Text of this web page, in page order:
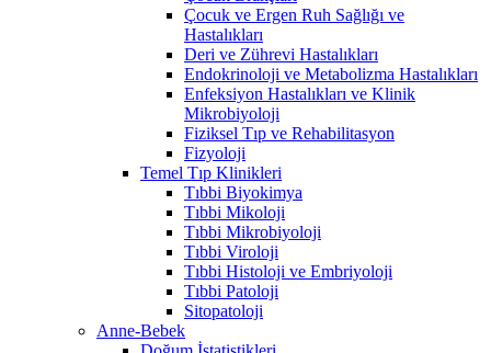
Çocuk ve Ergen Ruh Sağlığı ve
Hastalıkları
Deri ve Zührevi Hastalıkları
Endokrinoloji ve Metabolizma Hastalıkları
Enfeksiyon Hastalıkları ve Klinik
Mikrobiyoloji
Fiziksel Tıp ve Rehabilitasyon
Fizyoloji
Temel Tıp Klinikleri
Tıbbi Biyokimya
Tıbbi Mikoloji
Tıbbi Mikrobiyoloji
Tıbbi Viroloji
Tıbbi Histoloji ve Embriyoloji
Tıbbi Patoloji
Sitopatoloji
Anne-Bebek